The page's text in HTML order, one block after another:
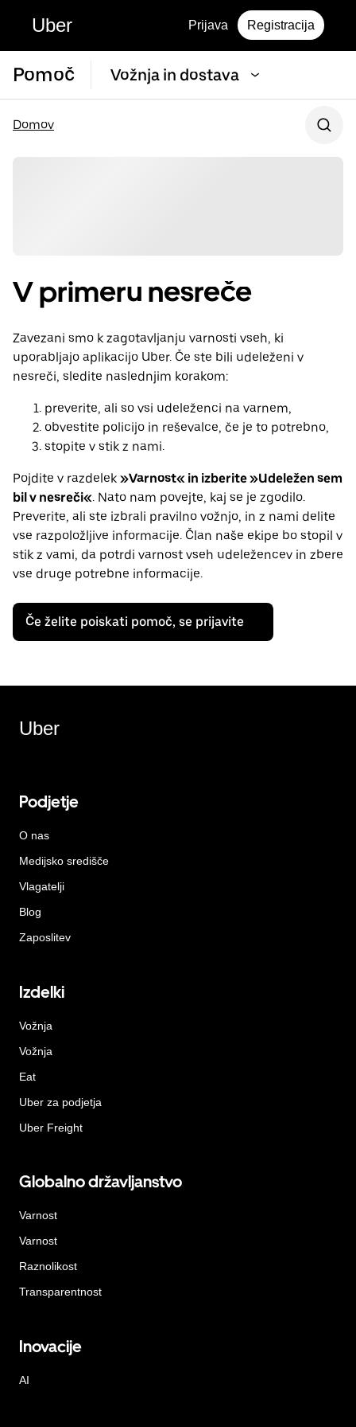
Uber Prijava Registracija
Pomoč Vožnja in dostava
Domov
V primeru nesreče
Zavezani smo k zagotavljanju varnosti vseh, ki
uporabljajo aplikacijo Uber. Če ste bili udeleženi v
nesreči, sledite naslednjim korakom:
preverite, ali so vsi udeleženci na varnem,
obvestite policijo in reševalce, če je to potrebno,
stopite v stik z nami.
Pojdite v razdelek »Varnost« in izberite »Udeležen sem
bil v nesreči«. Nato nam povejte, kaj se je zgodilo.
Preverite, ali ste izbrali pravilno vožnjo, in z nami delite
vse razpoložljive informacije. Član naše ekipe bo stopil v
stik z vami, da potrdi varnost vseh udeležencev in zbere
vse druge potrebne informacije.
Če želite poiskati pomoč, se prijavite
Uber
Podjetje
O nas
Medijsko središče
Vlagatelji
Blog
Zaposlitev
Izdelki
Vožnja
Vožnja
Eat
Uber za podjetja
Uber Freight
Globalno državljanstvo
Varnost
Varnost
Raznolikost
Transparentnost
Inovacije
AI